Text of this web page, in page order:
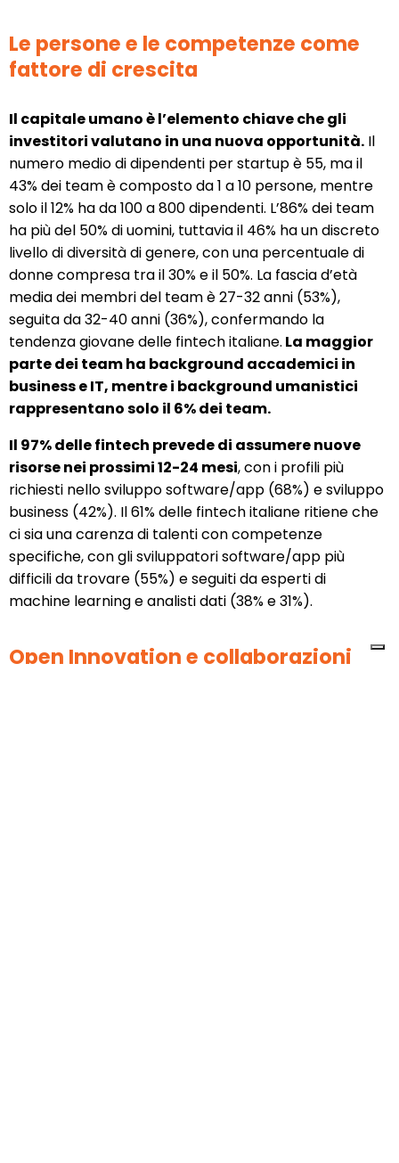
Le persone e le competenze come
fattore di crescita
Il capitale umano è l’elemento chiave che gli
investitori valutano in una nuova opportunità. Il
numero medio di dipendenti per startup è 55, ma il
43% dei team è composto da 1 a 10 persone, mentre
solo il 12% ha da 100 a 800 dipendenti. L’86% dei team
ha più del 50% di uomini, tuttavia il 46% ha un discreto
livello di diversità di genere, con una percentuale di
donne compresa tra il 30% e il 50%. La fascia d’età
media dei membri del team è 27-32 anni (53%),
seguita da 32-40 anni (36%), confermando la
tendenza giovane delle fintech italiane. La maggior
parte dei team ha background accademici in
business e IT, mentre i background umanistici
rappresentano solo il 6% dei team.
Il 97% delle fintech prevede di assumere nuove
risorse nei prossimi 12-24 mesi, con i profili più
richiesti nello sviluppo software/app (68%) e sviluppo
business (42%). Il 61% delle fintech italiane ritiene che
ci sia una carenza di talenti con competenze
specifiche, con gli sviluppatori software/app più
difficili da trovare (55%) e seguiti da esperti di
machine learning e analisti dati (38% e 31%).
Open Innovation e collaborazioni